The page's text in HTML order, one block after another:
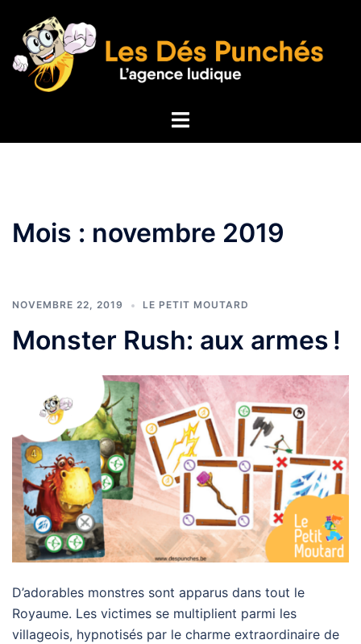
contenu
Ouvrir/fermer
Mois : novembre 2019
NOVEMBRE 22, 2019 LE PETIT MOUTARD
Monster Rush: aux armes !
D’adorables monstres sont apparus dans tout le
Royaume. Les victimes se multiplient parmi les
villageois, hypnotisés par le charme extraordinaire de